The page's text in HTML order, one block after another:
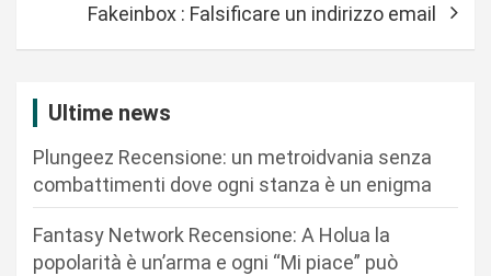
Fakeinbox : Falsificare un indirizzo email
Ultime news
Plungeez Recensione: un metroidvania senza
combattimenti dove ogni stanza è un enigma
Fantasy Network Recensione: A Holua la
popolarità è un’arma e ogni “Mi piace” può